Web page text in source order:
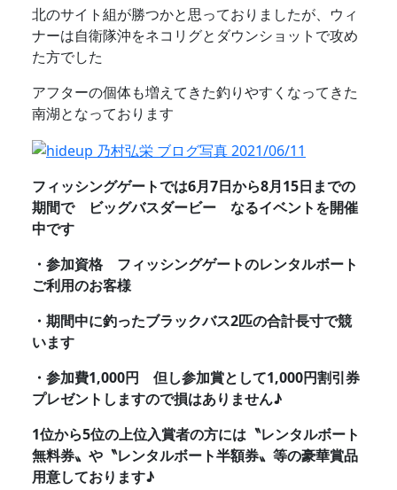
北のサイト組が勝つかと思っておりましたが、ウィ
ナーは自衛隊沖をネコリグとダウンショットで攻め
た方でした
アフターの個体も増えてきた釣りやすくなってきた
南湖となっております
フィッシングゲートでは6月7日から8月15日までの
期間で ビッグバスダービー なるイベントを開催
中です
・参加資格 フィッシングゲートのレンタルボート
ご利用のお客様
・期間中に釣ったブラックバス2匹の合計長寸で競
います
・参加費1,000円 但し参加賞として1,000円割引券
プレゼントしますので損はありません♪
1位から5位の上位入賞者の方には〝レンタルボート
無料券〟や〝レンタルボート半額券〟等の豪華賞品
用意しております♪